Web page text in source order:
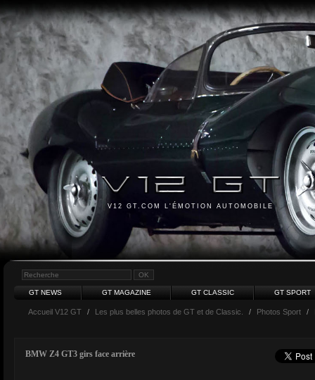
V12 GT.COM L'ÉMOTION AUTOMOBILE
GT NEWS GT MAGAZINE GT CLASSIC GT SPORT
Accueil V12 GT / Les plus belles photos de GT et de Classic. / Photos Sport /
BMW Z4 GT3 girs face arrière